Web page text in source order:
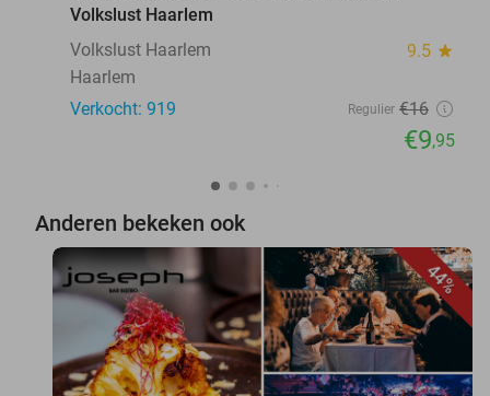
Volkslust Haarlem
Volkslust Haarlem
9.5 star
Haarlem
Verkocht: 919
Regulier €16
€9,95
Anderen bekeken ook
44%